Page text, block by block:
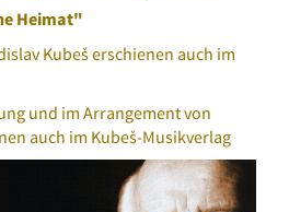
Heimat"
Kubeš erschienen auch im
und im Arrangement von
auch im Kubeš-Musikverlag